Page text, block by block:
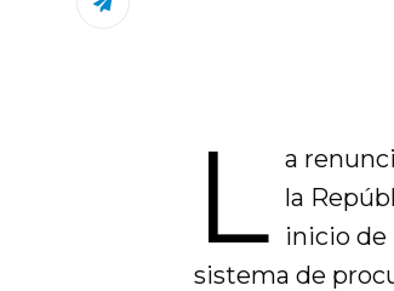
L a
la
inicio de
sistema de